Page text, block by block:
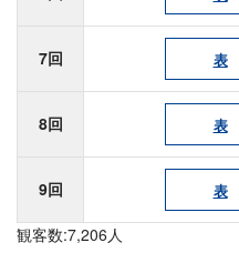
7回 表
8回 表
9回 表
観客数:7,206人